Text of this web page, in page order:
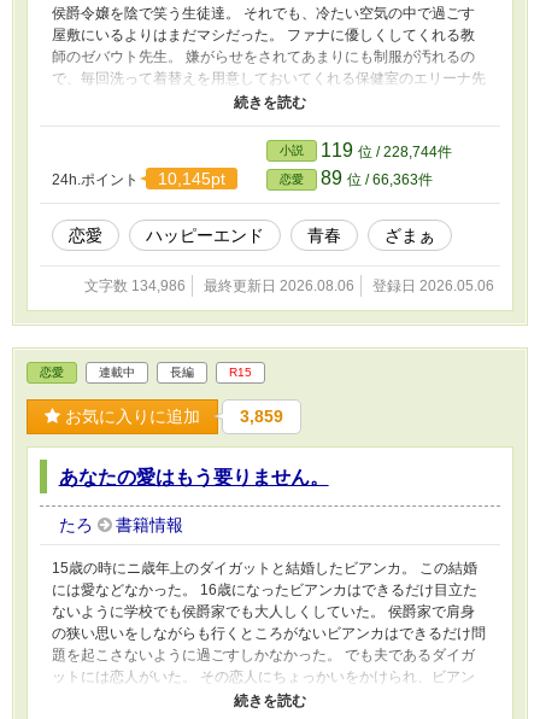
侯爵令嬢を陰で笑う生徒達。 それでも、冷たい空気の中で過ごす
屋敷にいるよりはまだマシだった。 ファナに優しくしてくれる教
師のゼバウト先生。 嫌がらせをされてあまりにも制服が汚れるの
で、毎回洗って着替えを用意しておいてくれる保健室のエリーナ先
生。 昼休みと放課後は、図書室で過ごすことが多いので、いつも
何かと気にかけてくれる司書のマッカートニーさんと、図書委員の
優しい先輩達。 妹のリリアンは、本人に悪気は無いのだけど、嫌
なことや自分が怒られそうになると全て姉のファナに押し付ける。
嫌なことがあればメソメソと泣き姉に頼ってばかりだった。 いつ
も明るく甘えん坊のリリアンは顔もとても可愛らしく屋敷の中心
で、使用人たちも父親も甘やかして育てられた。 一方、ファナは
いずれ婿を取り侯爵家を継がなければならないため、父親に厳しく
躾をされていた。 明るくて元気だったはずのファナの笑顔は、大
きくなるにつれ失ってしまっていた。 使用人達もぞんざいな態度
い男の子だった。 そう思っていたのに……… ✴︎題名少し変更しま
した。
24h.ポイント 10,145pt
小説 119 位 / 228,744件
恋愛 89 位 / 66,363件
恋愛 ハッピーエンド 青春 ざまぁ
文字数 134,986 最終更新日 2026.08.06 登録日 2026.05.06
恋愛 連載中 長編 R15
お気に入りに追加 3,859
あなたの愛はもう要りません。
たろ 書籍情報
15歳の時にニ歳年上のダイガットと結婚したビアンカ。 この結婚
には愛などなかった。 16歳になったビアンカはできるだけ目立た
ないように学校でも侯爵家でも大人しくしていた。 侯爵家で肩身
の狭い思いをしながらも行くところがないビアンカはできるだけ問
題を起こさないように過ごすしかなかった。 でも夫であるダイガ
ットには恋人がいた。 その恋人にちょっかいをかけられ、ビアン
カは我慢の限界を超える。 そして学園を卒業さえすればさっさと